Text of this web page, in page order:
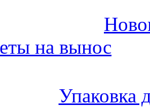
на вынос
Упаковка